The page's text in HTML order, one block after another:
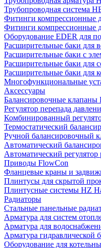
Трубопроводная система
Фитинги компрессионные
Фитинги компрессионные
Оборудование EDER для
Расширительные баки для
Расширительные баки с
Расширительные баки для
Расширительные баки для
Многофункциональные
Аксессуары
Балансировочные клапаны
Регулятор перепада
Комбинированный
Термостатический
Ручной балансировочный
Автоматический
Автоматический
Приводы FlowCon
Фланцевые краны и
Плинтусы для скрытой
Плинтусные системы HZ
Радиаторы
Стальные панельные
Арматура для систем
Арматура для
Арматура гидравлической
Оборудование для